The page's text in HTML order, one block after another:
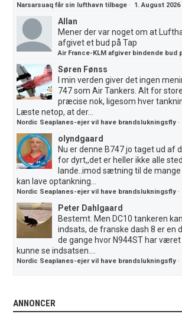
Narsarsuaq får sin lufthavn tilbage · 1. August 2026
Allan
Mener der var noget om at
afgivet et bud på Tap
Air France-KLM afgiver bindende bud
Søren Fønss
I min verden giver det ingen
747 som Air Tankers. Alt for
præcise nok, ligesom hver
Læste netop, at der...
Nordic Seaplanes-ejer vil have brandslukningsfly
olyndgaard
Nu er denne B747 jo taget ud af
for dyrt,,det er heller ikke alle
lande..imod sætning til de
kan lave optankning...
Nordic Seaplanes-ejer vil have brandslukningsfly ·
Peter Dahlgaard
Bestemt. Men DC10 tankeren
indsats, de franske dash 8 er en
de gange hvor N944ST har
kunne se indsatsen....
Nordic Seaplanes-ejer vil have brandslukningsfly ·
ANNONCER